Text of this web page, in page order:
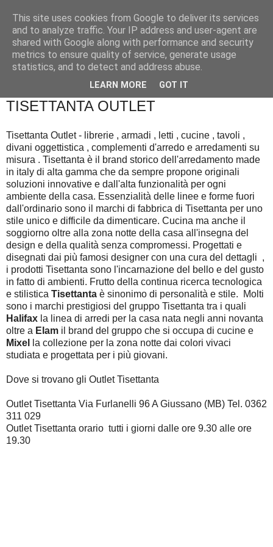
TISETTANTA OUTLET
Tisettanta Outlet - librerie , armadi , letti , cucine , tavoli ,
divani oggettistica , complementi d'arredo e arredamenti su
misura . Tisettanta è il brand storico dell'arredamento made
in italy di alta gamma che da sempre propone originali
soluzioni innovative e dall'alta funzionalità per ogni
ambiente della casa. Essenzialità delle linee e forme fuori
dall'ordinario sono il marchi di fabbrica di Tisettanta per uno
stile unico e difficile da dimenticare. Cucina ma anche il
soggiorno oltre alla zona notte della casa all'insegna del
design e della qualità senza compromessi. Progettati e
disegnati dai più famosi designer con una cura del dettagli ,
i prodotti Tisettanta sono l'incarnazione del bello e del gusto
in fatto di ambienti. Frutto della continua ricerca tecnologica
e stilistica Tisettanta è sinonimo di personalità e stile. Molti
sono i marchi prestigiosi del gruppo Tisettanta tra i quali
Halifax la linea di arredi per la casa nata negli anni novanta
oltre a Elam il brand del gruppo che si occupa di cucine e
Mixel
la collezione per la zona notte dai colori vivaci
studiata e progettata per i più giovani.
Dove si trovano gli Outlet Tisettanta
Outlet Tisettanta Via Furlanelli 96 A Giussano (MB) Tel. 0362
311 029
Outlet Tisettanta orario tutti i giorni dalle ore 9.30 alle ore
19.30
This site uses cookies from Google to deliver its services
and to analyze traffic. Your IP address and user-agent are
shared with Google along with performance and security
metrics to ensure quality of service, generate usage
statistics, and to detect and address abuse.
LEARN MORE GOT IT